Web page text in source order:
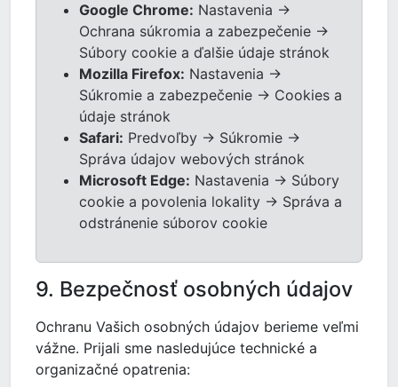
Google Chrome: Nastavenia →
Ochrana súkromia a zabezpečenie →
Súbory cookie a ďalšie údaje stránok
Mozilla Firefox: Nastavenia →
Súkromie a zabezpečenie → Cookies a
údaje stránok
Safari: Predvoľby → Súkromie →
Správa údajov webových stránok
Microsoft Edge: Nastavenia → Súbory
cookie a povolenia lokality → Správa a
odstránenie súborov cookie
9. Bezpečnosť osobných údajov
Ochranu Vašich osobných údajov berieme veľmi
vážne. Prijali sme nasledujúce technické a
organizačné opatrenia: